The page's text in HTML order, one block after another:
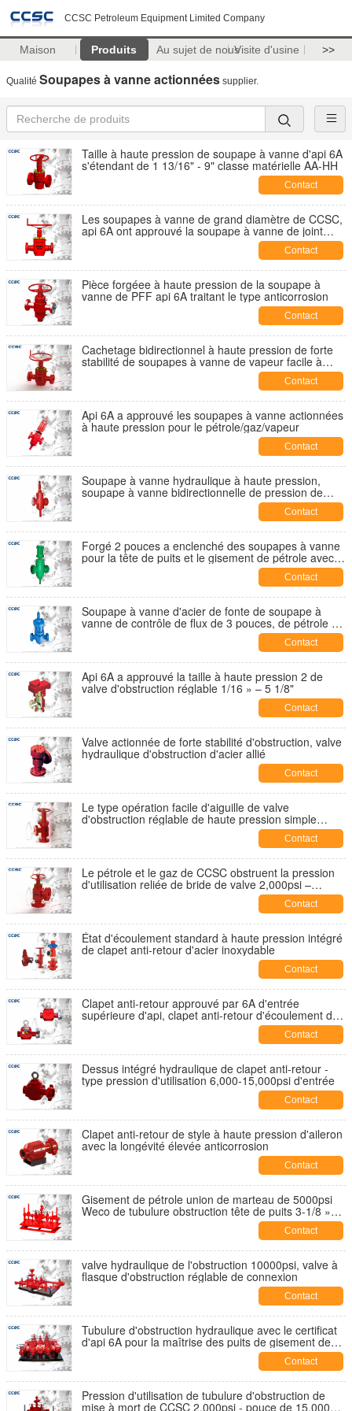
CCSC Petroleum Equipment Limited Company
Maison Produits Au sujet de nousVisite d'usine >>
Qualité Soupapes à vanne actionnées supplier.
Taille à haute pression de soupape à vanne d'api 6A
s'étendant de 1 13/16" - 9" classe matérielle AA-HH
Contact
Les soupapes à vanne de grand diamètre de CCSC,
api 6A ont approuvé la soupape à vanne de joint
Contact
Pièce forgéee à haute pression de la soupape à
vanne de PFF api 6A traitant le type anticorrosion
Contact
Cachetage bidirectionnel à haute pression de forte
stabilité de soupapes à vanne de vapeur facile à
Contact
Api 6A a approuvé les soupapes à vanne actionnées
à haute pression pour le pétrole/gaz/vapeur
Contact
Soupape à vanne hydraulique à haute pression,
soupape à vanne bidirectionnelle de pression de
Contact
Forgé 2 pouces a enclenché des soupapes à vanne
pour la tête de puits et le gisement de pétrole avec le
Contact
Soupape à vanne d'acier de fonte de soupape à
vanne de contrôle de flux de 3 pouces, de pétrole et
Contact
Api 6A a approuvé la taille à haute pression 2 de
valve d'obstruction réglable 1/16 » – 5 1/8"
Contact
Valve actionnée de forte stabilité d'obstruction, valve
hydraulique d'obstruction d'acier allié
Contact
Le type opération facile d'aiguille de valve
d'obstruction réglable de haute pression simple
Contact
Le pétrole et le gaz de CCSC obstruent la pression
d'utilisation reliée de bride de valve 2,000psi –
Contact
État d'écoulement standard à haute pression intégré
de clapet anti-retour d'acier inoxydable
Contact
Clapet anti-retour approuvé par 6A d'entrée
supérieure d'api, clapet anti-retour d'écoulement de
Contact
Dessus intégré hydraulique de clapet anti-retour -
type pression d'utilisation 6,000-15,000psi d'entrée
Contact
Clapet anti-retour de style à haute pression d'aileron
avec la longévité élevée anticorrosion
Contact
Gisement de pétrole union de marteau de 5000psi
Weco de tubulure obstruction tête de puits 3-1/8 »
Contact
valve hydraulique de l'obstruction 10000psi, valve à
flasque d'obstruction réglable de connexion
Contact
Tubulure d'obstruction hydraulique avec le certificat
d'api 6A pour la maîtrise des puits de gisement de
Contact
Pression d'utilisation de tubulure d'obstruction de
mise à mort de CCSC 2,000psi - pouce de 15,000psi